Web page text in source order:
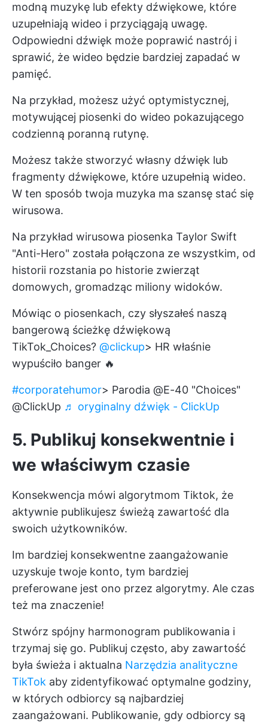
modną muzykę lub efekty dźwiękowe, które
uzupełniają wideo i przyciągają uwagę.
Odpowiedni dźwięk może poprawić nastrój i
sprawić, że wideo będzie bardziej zapadać w
pamięć.
Na przykład, możesz użyć optymistycznej,
motywującej piosenki do wideo pokazującego
codzienną poranną rutynę.
Możesz także stworzyć własny dźwięk lub
fragmenty dźwiękowe, które uzupełnią wideo.
W ten sposób twoja muzyka ma szansę stać się
wirusowa.
Na przykład wirusowa piosenka Taylor Swift
"Anti-Hero" została połączona ze wszystkim, od
historii rozstania po historie zwierząt
domowych, gromadząc miliony widoków.
Mówiąc o piosenkach, czy słyszałeś naszą
bangerową ścieżkę dźwiękową
TikTok_Choices? @clickup> HR właśnie
wypuściło banger 🔥
#corporatehumor> Parodia @E-40 "Choices"
@ClickUp ♬ oryginalny dźwięk - ClickUp
5. Publikuj konsekwentnie i
we właściwym czasie
Konsekwencja mówi algorytmom Tiktok, że
aktywnie publikujesz świeżą zawartość dla
swoich użytkowników.
Im bardziej konsekwentne zaangażowanie
uzyskuje twoje konto, tym bardziej
preferowane jest ono przez algorytmy. Ale czas
też ma znaczenie!
Stwórz spójny harmonogram publikowania i
trzymaj się go. Publikuj często, aby zawartość
była świeża i aktualna Narzędzia analityczne
TikTok aby zidentyfikować optymalne godziny,
w których odbiorcy są najbardziej
zaangażowani. Publikowanie, gdy odbiorcy są